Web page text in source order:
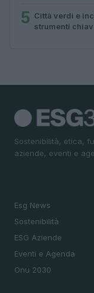
5 Città verdi e
strumenti
Sostenibilità, etica,
aziende, eventi e
Esg News
Sostenibilità
ESG Aziende
Eventi e Agenda
Onu 2030